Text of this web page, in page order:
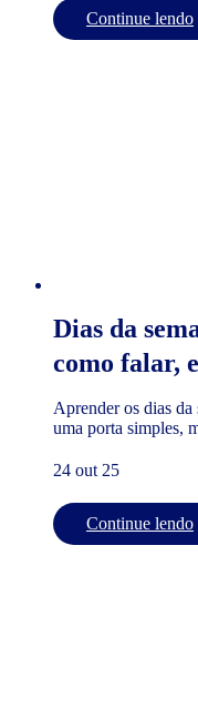
Continue lendo
Dias da
como falar,
Aprender os dias da
uma porta simples,
24 out 25
Continue lendo